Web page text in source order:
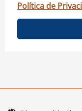
Política de